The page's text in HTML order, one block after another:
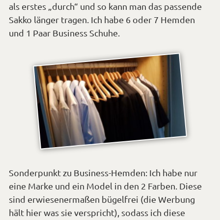
als erstes „durch“ und so kann man das passende
Sakko länger tragen. Ich habe 6 oder 7 Hemden
und 1 Paar Business Schuhe.
Sonderpunkt zu Business-Hemden: Ich habe nur
eine Marke und ein Model in den 2 Farben. Diese
sind erwiesenermaßen bügelfrei (die Werbung
hält hier was sie verspricht), sodass ich diese